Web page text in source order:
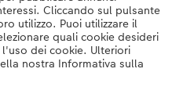
non esitare a contattarci dal
20:00 (esclusi i giorni festivi) al
lunedì alla domenica, dalle 9:00 alle
escluse)
FR|IT